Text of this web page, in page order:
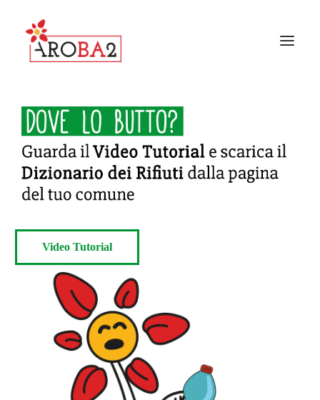
CONTATTI
GALLERY
FAQ
NEWS
GUIDA ALLA RACCOLTA
IL PROGETTO AROBA2
SANNICANDRO
BITRITTO
Video Tutorial